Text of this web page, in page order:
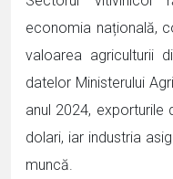
economia națională,
valoarea agriculturii
datelor Ministerului
anul 2024, exporturile
dolari, iar industria
muncă.